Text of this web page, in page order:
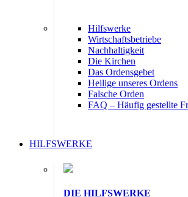
Hilfswerke
Wirtschaftsbetriebe
Nachhaltigkeit
Die Kirchen
Das Ordensgebet
Heilige unseres Ordens
Falsche Orden
FAQ – Häufig gestellte
HILFSWERKE
DIE HILFSWERKE